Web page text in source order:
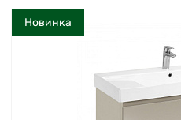
Новинка